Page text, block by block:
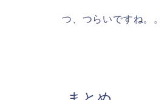
つ、つらいですね。。